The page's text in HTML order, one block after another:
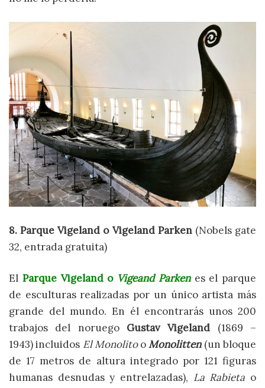
8. Parque Vigeland o Vigeland Parken(Nobels gate
32, entrada gratuita)
El Parque Vigeland o Vigeand Parken es el parque
de esculturas realizadas por un único artista más
grande del mundo. En él encontrarás unos 200
trabajos del noruego Gustav Vigeland (1869 –
1943) incluidos El MonolitooMonolitten(un bloque
de 17 metros de altura integrado por 121 figuras
humanas desnudas y entrelazadas), La Rabieta o